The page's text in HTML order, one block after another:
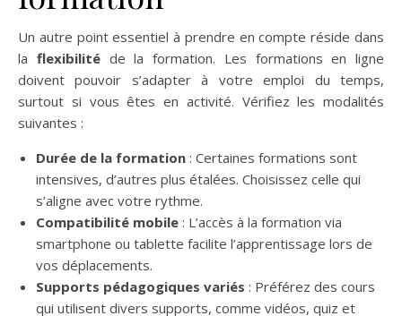
Un autre point essentiel à prendre en compte réside dans
la flexibilitéde la formation. Les formations en ligne
doivent pouvoir s’adapter à votre emploi du temps,
surtout si vous êtes en activité. Vérifiez les modalités
suivantes :
Durée de la formation : Certaines formations sont
intensives, d’autres plus étalées. Choisissez celle qui
s’aligne avec votre rythme.
Compatibilité mobile : L’accès à la formation via
smartphone ou tablette facilite l’apprentissage lors de
vos déplacements.
Supports pédagogiques variés : Préférez des cours
qui utilisent divers supports, comme vidéos, quiz et